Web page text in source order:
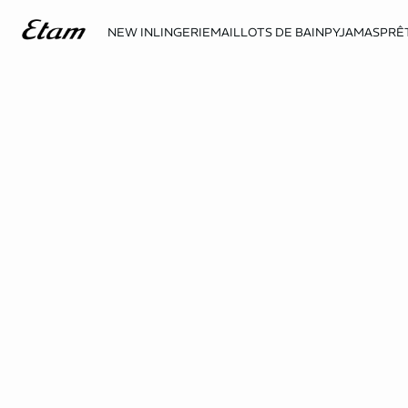
NEW INLINGERIEMAILLOTS DE BAINPYJAMAS